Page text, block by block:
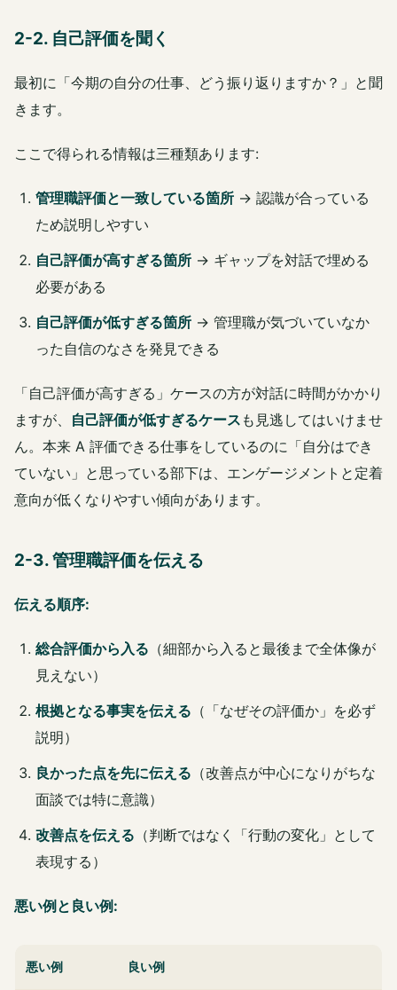
2-2. 自己評価を聞く
最初に「今期の自分の仕事、どう振り返りますか？」と聞
きます。
ここで得られる情報は三種類あります:
管理職評価と一致している箇所 → 認識が合っている
ため説明しやすい
自己評価が高すぎる箇所 → ギャップを対話で埋める
必要がある
自己評価が低すぎる箇所 → 管理職が気づいていなか
った自信のなさを発見できる
「自己評価が高すぎる」ケースの方が対話に時間がかかり
ますが、 自己評価が低すぎるケース も見逃してはいけませ
ん。本来 A 評価できる仕事をしているのに「自分はでき
ていない」と思っている部下は、エンゲージメントと定着
意向が低くなりやすい傾向があります。
2-3. 管理職評価を伝える
伝える順序:
総合評価から入る （細部から入ると最後まで全体像が
見えない）
根拠となる事実を伝える （「なぜその評価か」を必ず
説明）
良かった点を先に伝える （改善点が中心になりがちな
面談では特に意識）
改善点を伝える （判断ではなく「行動の変化」として
表現する）
悪い例と良い例:
悪い例 良い例